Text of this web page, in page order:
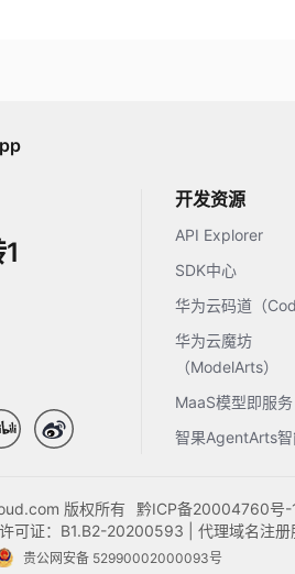
开发资源
API Explorer
SDK中心
华为云码道（
华为云魔坊
（ModelArts）
MaaS模型即服务
智果AgentArts
版权所有
黔ICP备20004760号-
可证：B1.B2-20200593 | 代理域名注册
贵公网安备 52990002000093号